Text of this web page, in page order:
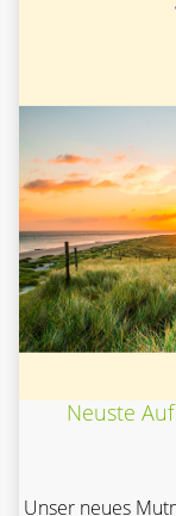
Neuste
Unser neues